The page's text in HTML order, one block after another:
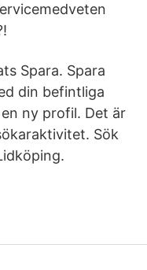
Spara. Spara
din befintliga
ny profil. Det är
Sök